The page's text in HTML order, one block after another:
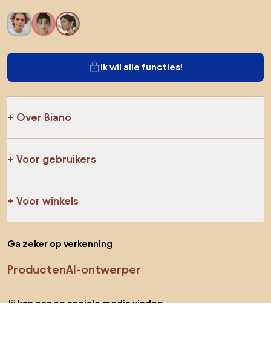
Ik wil alle functies!
Over Biano
Voor gebruikers
Voor winkels
Ga zeker op verkenning
ProductenAI-ontwerper
Jij kan ons op sociale media vinden